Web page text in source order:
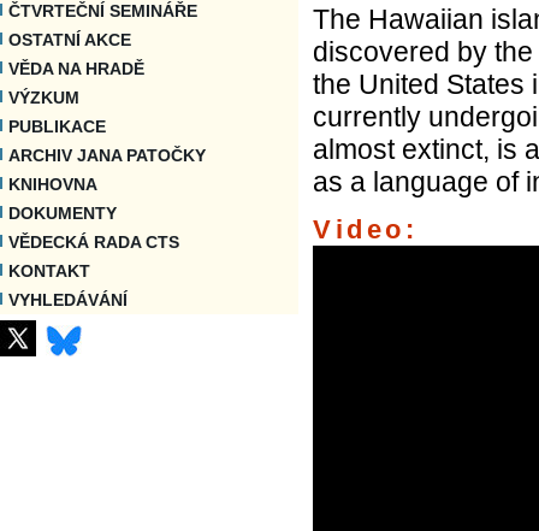
ČTVRTEČNÍ SEMINÁŘE
OSTATNÍ AKCE
VĚDA NA HRADĚ
VÝZKUM
PUBLIKACE
ARCHIV JANA PATOČKY
KNIHOVNA
DOKUMENTY
VĚDECKÁ RADA CTS
KONTAKT
VYHLEDÁVÁNÍ
The Hawaiian
discovered by
the United States
currently
almost extinct, is
as a language of
Video: